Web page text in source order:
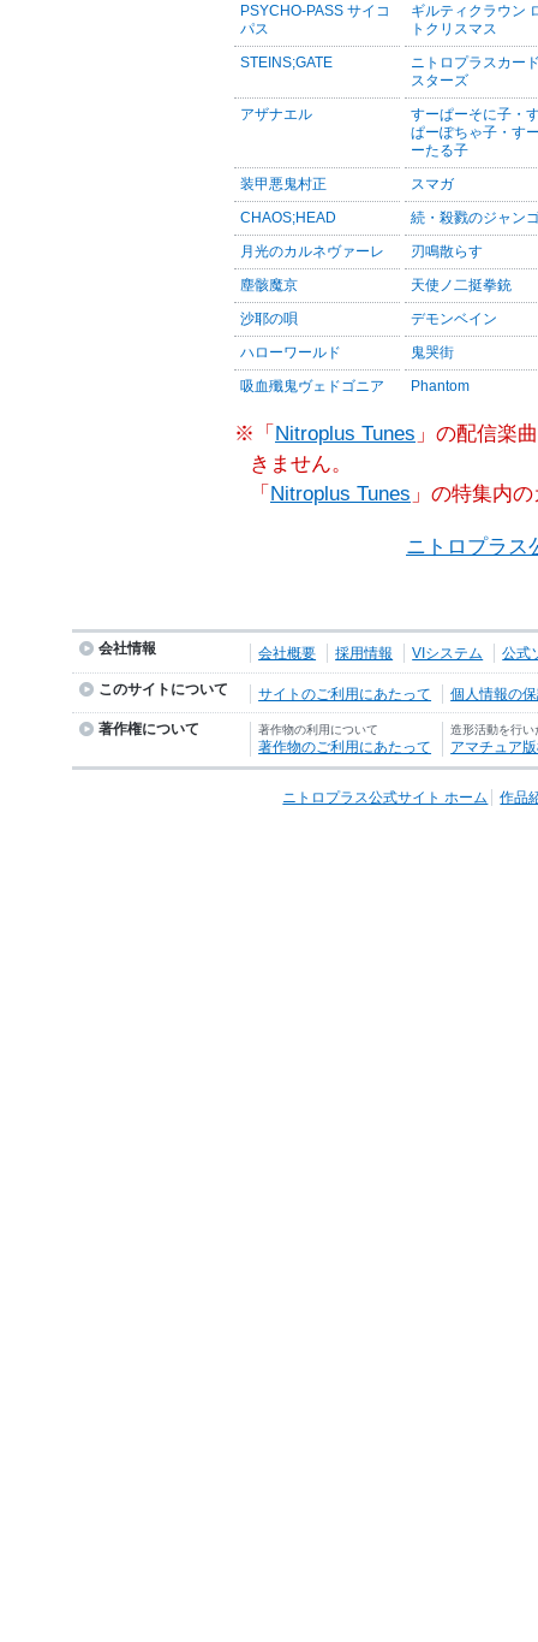
PSYCHO-PASS サイコ
パス
ギルティクラウン
トクリスマス
STEINS;GATE
ニトロプラスカー
スターズ
アザナエル
すーぱーそに子・
ぱーぽちゃ子・す
ーたる子
装甲悪鬼村正 スマガ
CHAOS;HEAD 続・殺戮のジャン
月光のカルネヴァーレ 刃鳴散らす
塵骸魔京 天使ノ二挺拳銃
沙耶の唄 デモンベイン
ハローワールド 鬼哭街
吸血殲鬼ヴェドゴニア Phantom
※「 Nitroplus Tunes 」の配信楽
きません。
「 Nitroplus Tunes 」の特集内
ニトロプラス
会社情報 会社概要 採用情報 VIシステム 公式
このサイトについて サイトのご利用にあたって 個人情報の
著作権について 著作物の利用について
著作物のご利用にあたって
造形活動を行い
アマチュア
ニトロプラス公式サイト ホーム 作品